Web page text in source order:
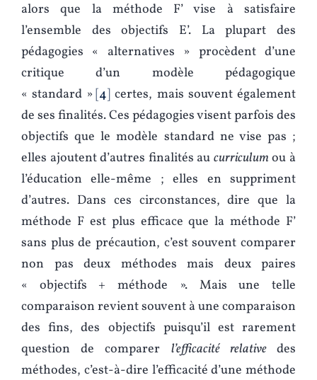
alors que la méthode F’ vise à satisfaire
l’ensemble des objectifs E’. La plupart des
pédagogies « alternatives » procèdent d’une
critique d’un modèle pédagogique
« standard » 4 certes, mais souvent également
de ses finalités. Ces pédagogies visent parfois des
objectifs que le modèle standard ne vise pas ;
elles ajoutent d’autres finalités au curriculum ou à
l’éducation elle-même ; elles en suppriment
d’autres. Dans ces circonstances, dire que la
méthode F est plus efficace que la méthode F’
sans plus de précaution, c’est souvent comparer
non pas deux méthodes mais deux paires
« objectifs + méthode ». Mais une telle
comparaison revient souvent à une comparaison
des fins, des objectifs puisqu’il est rarement
question de comparer l’efficacité relativedes
méthodes, c’est-à-dire l’efficacité d’une méthode